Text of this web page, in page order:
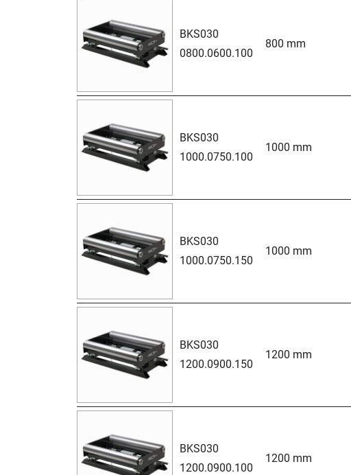
BKS030
0800.0600.100
800 mm
BKS030
1000.0750.100
1000 mm
BKS030
1000.0750.150
1000 mm
BKS030
1200.0900.150
1200 mm
BKS030
1200.0900.100
1200 mm